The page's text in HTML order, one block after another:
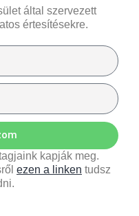
által szervezett
értesítésekre.
kapják meg.
ezen a linken tudsz